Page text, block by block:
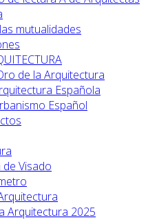
mutualidades
de la Arquitectura
Española
Español
Visado
Arquitectura 2025